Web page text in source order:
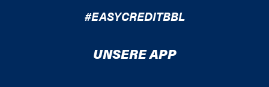
#EASYCREDITBBL
UNSERE APP